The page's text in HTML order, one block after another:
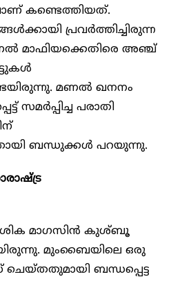
കണ്ടെത്തിയത്.
പ്രവർത്തിച്ചിരുന്ന
മാഫിയക്കെതിരെ അഞ്ച്
മണൽ ഖനനം
‌സമർപ്പിച്ച പരാതി
ബന്ധുക്കൾ പറയുന്നു.
മാഗസിൻ കുശ്ബൂ
മുംബൈയിലെ ഒരു
ബന്ധപ്പെട്ട